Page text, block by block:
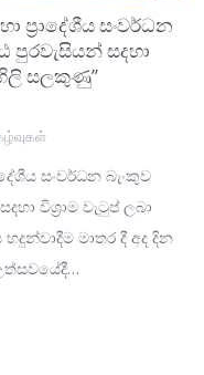
ප්‍රාදේශීය සංවර්ධන
පුරවැසියන් සදහා
සලකුණු”
සංවර්ධන බැංකුව
විශ්‍රාම වැටුප් ලබා
මාතර දී අද දින